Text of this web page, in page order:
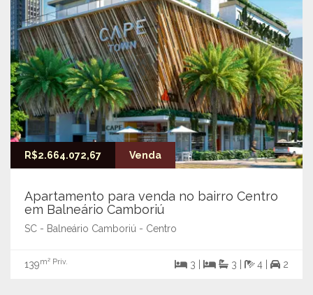
R$2.664.072,67 Venda
Apartamento para venda no bairro Centro
em Balneário Camboriú
SC - Balneário Camboriú - Centro
139m² Priv. 3 | 3 | 4 | 2